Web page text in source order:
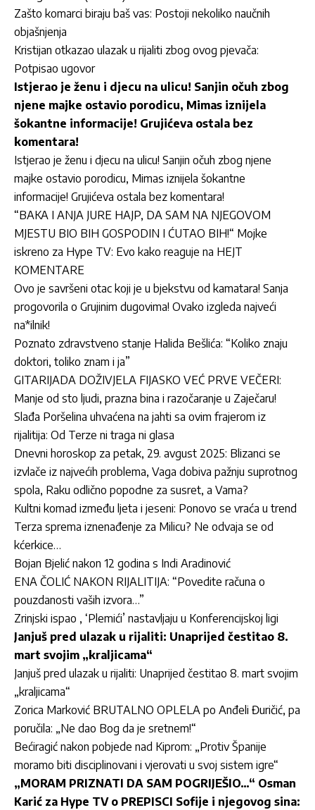
Zašto komarci biraju baš vas: Postoji nekoliko naučnih
objašnjenja
Kristijan otkazao ulazak u rijaliti zbog ovog pjevača:
Potpisao ugovor
Istjerao je ženu i djecu na ulicu! Sanjin očuh zbog
njene majke ostavio porodicu, Mimas iznijela
šokantne informacije! Grujićeva ostala bez
komentara!
Istjerao je ženu i djecu na ulicu! Sanjin očuh zbog njene
majke ostavio porodicu, Mimas iznijela šokantne
informacije! Grujićeva ostala bez komentara!
“BAKA I ANJA JURE HAJP, DA SAM NA NJEGOVOM
MJESTU BIO BIH GOSPODIN I ĆUTAO BIH!“ Mojke
iskreno za Hype TV: Evo kako reaguje na HEJT
KOMENTARE
Ovo je savršeni otac koji je u bjekstvu od kamatara! Sanja
progovorila o Grujinim dugovima! Ovako izgleda najveći
na*ilnik!
Poznato zdravstveno stanje Halida Bešlića: “Koliko znaju
doktori, toliko znam i ja”
GITARIJADA DOŽIVJELA FIJASKO VEĆ PRVE VEČERI:
Manje od sto ljudi, prazna bina i razočaranje u Zaječaru!
Slađa Poršelina uhvaćena na jahti sa ovim frajerom iz
rijalitija: Od Terze ni traga ni glasa
Dnevni horoskop za petak, 29. avgust 2025: Blizanci se
izvlače iz najvećih problema, Vaga dobiva pažnju suprotnog
spola, Raku odlično popodne za susret, a Vama?
Kultni komad između ljeta i jeseni: Ponovo se vraća u trend
Terza sprema iznenađenje za Milicu? Ne odvaja se od
kćerkice…
Bojan Bjelić nakon 12 godina s Indi Aradinović
ENA ČOLIĆ NAKON RIJALITIJA: “Povedite računa o
pouzdanosti vaših izvora…”
Zrinjski ispao , ‘Plemići’ nastavljaju u Konferencijskoj ligi
Janjuš pred ulazak u rijaliti: Unaprijed čestitao 8.
mart svojim „kraljicama“
Janjuš pred ulazak u rijaliti: Unaprijed čestitao 8. mart svojim
„kraljicama“
Zorica Marković BRUTALNO OPLELA po Anđeli Đuričić, pa
poručila: „Ne dao Bog da je sretnem!“
Bećiragić nakon pobjede nad Kiprom: „Protiv Španije
moramo biti disciplinovani i vjerovati u svoj sistem igre“
„MORAM PRIZNATI DA SAM POGRIJEŠIO…“ Osman
Karić za Hype TV o PREPISCI Sofije i njegovog sina: